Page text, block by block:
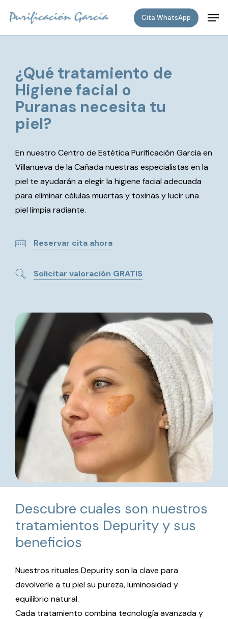
Cita WhatsApp
¿Qué tratamiento de
Higiene facial o
Puranas necesita tu
piel?
En nuestro Centro de Estética Purificación Garcia en
Villanueva de la Cañada nuestras especialistas en la
piel te ayudarán a elegir la higiene facial adecuada
para eliminar células muertas y toxinas y lucir una
piel limpia radiante.
Reservar cita ahora
Solicitar valoración GRATIS
Descubre cuales son nuestros
tratamientos Depurity y sus
beneficios
Nuestros rituales Depurity son la clave para
devolverle a tu piel su pureza, luminosidad y
equilibrio natural.
Cada tratamiento combina tecnología avanzada y